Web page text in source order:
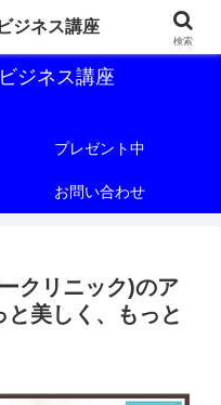
座を公開しております。
ジネス講座
プレゼント中
お問い合わせ
クリニック)のア
美しく、もっと
ジネス講座
検索